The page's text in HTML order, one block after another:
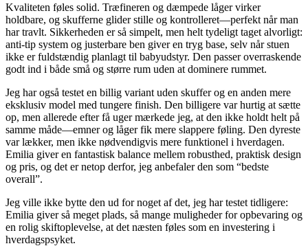
Kvaliteten føles solid. Træfineren og dæmpede låger virker
holdbare, og skufferne glider stille og kontrolleret—perfekt når man
har travlt. Sikkerheden er så simpelt, men helt tydeligt taget alvorligt:
anti-tip system og justerbare ben giver en tryg base, selv når stuen
ikke er fuldstændig planlagt til babyudstyr. Den passer overraskende
godt ind i både små og større rum uden at dominere rummet.
Jeg har også testet en billig variant uden skuffer og en anden mere
eksklusiv model med tungere finish. Den billigere var hurtig at sætte
op, men allerede efter få uger mærkede jeg, at den ikke holdt helt på
samme måde—emner og låger fik mere slappere føling. Den dyreste
var lækker, men ikke nødvendigvis mere funktionel i hverdagen.
Emilia giver en fantastisk balance mellem robusthed, praktisk design
og pris, og det er netop derfor, jeg anbefaler den som “bedste
overall”.
Jeg ville ikke bytte den ud for noget af det, jeg har testet tidligere:
Emilia giver så meget plads, så mange muligheder for opbevaring og
en rolig skiftoplevelse, at det næsten føles som en investering i
hverdagspsyket.